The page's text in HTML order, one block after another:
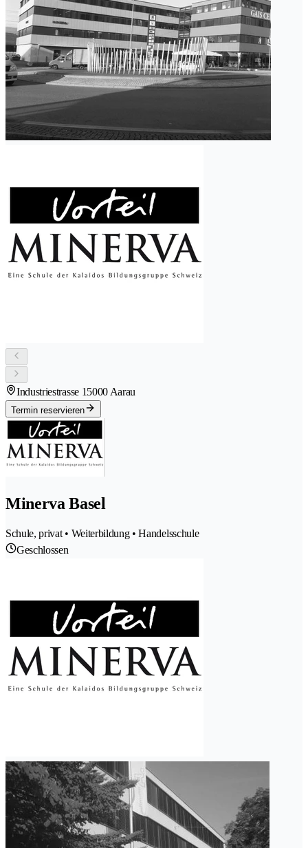
Industriestrasse 15000 Aarau
Termin reservieren
Minerva Basel
Schule, privat • Weiterbildung • Handelsschule
Geschlossen